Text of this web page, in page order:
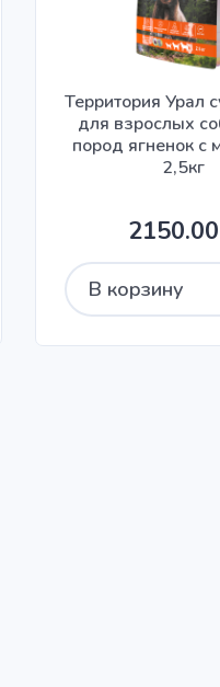
Территория Урал
для взрослых
пород ягненок с
2,5кг
В корзину